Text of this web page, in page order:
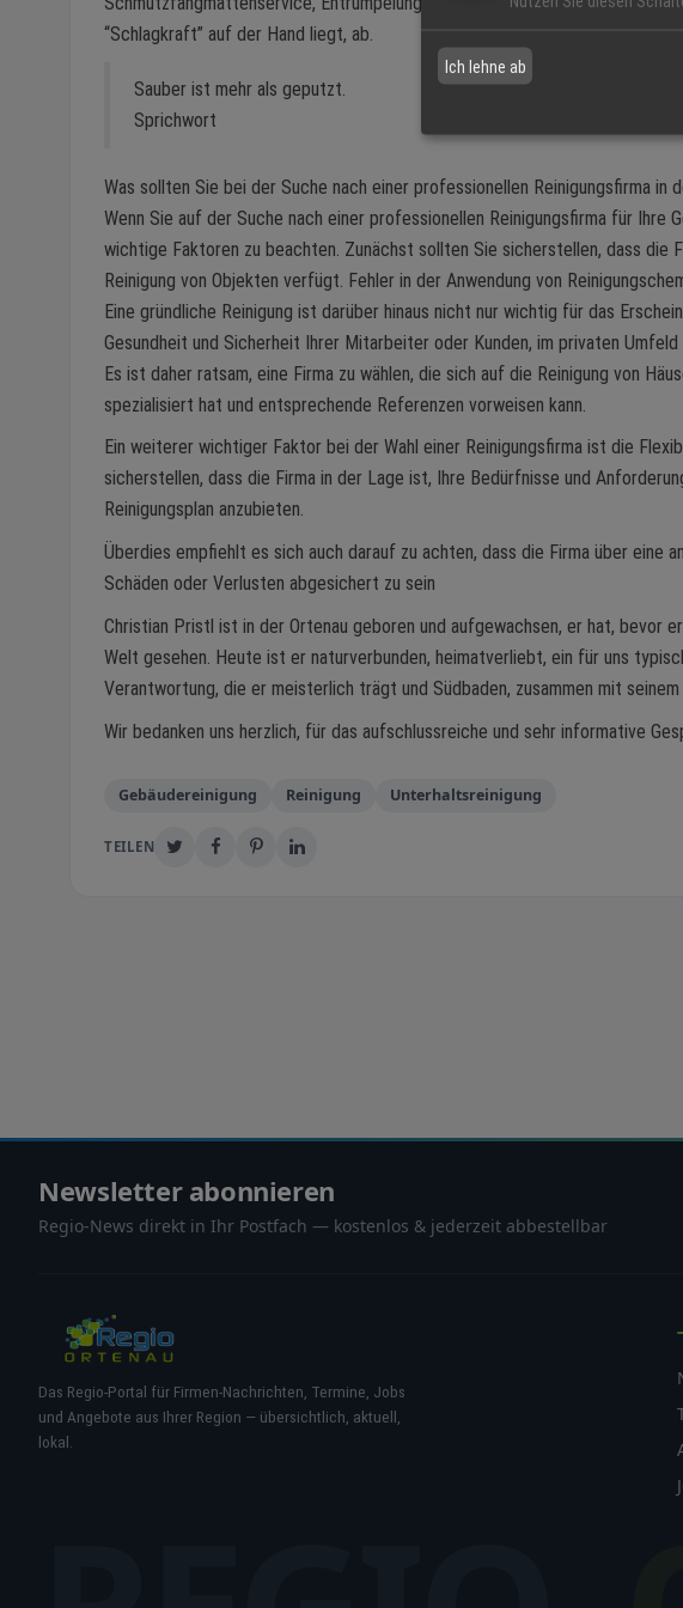
“Schlagkraft” auf der Hand liegt, ab.
Sauber ist mehr als geputzt.
Sprichwort
Was sollten Sie bei der Suche nach einer professionellen Reinigungsfirma in
Wenn Sie auf der Suche nach einer professionellen Reinigungsfirma für Ihre
wichtige Faktoren zu beachten. Zunächst sollten Sie sicherstellen, dass die
Reinigung von Objekten verfügt. Fehler in der Anwendung von
Eine gründliche Reinigung ist darüber hinaus nicht nur wichtig für das
Gesundheit und Sicherheit Ihrer Mitarbeiter oder Kunden, im privaten
Es ist daher ratsam, eine Firma zu wählen, die sich auf die Reinigung von
spezialisiert hat und entsprechende Referenzen vorweisen kann.
Ein weiterer wichtiger Faktor bei der Wahl einer Reinigungsfirma ist die
sicherstellen, dass die Firma in der Lage ist, Ihre Bedürfnisse und
Reinigungsplan anzubieten.
Überdies empfiehlt es sich auch darauf zu achten, dass die Firma über eine
Schäden oder Verlusten abgesichert zu sein
Christian Pristl ist in der Ortenau geboren und aufgewachsen, er hat, bevor
Welt gesehen. Heute ist er naturverbunden, heimatverliebt, ein für uns
Verantwortung, die er meisterlich trägt und Südbaden, zusammen mit
Wir bedanken uns herzlich, für das aufschlussreiche und sehr informative
Gebäudereinigung Reinigung Unterhaltsreinigung
TEILEN
Newsletter abonnieren
Regio-News direkt in Ihr Postfach — kostenlos & jederzeit abbestellbar
Das Regio-Portal für Firmen-Nachrichten, Termine, Jobs
und Angebote aus Ihrer Region — übersichtlich, aktuell,
lokal.
Ich lehne ab